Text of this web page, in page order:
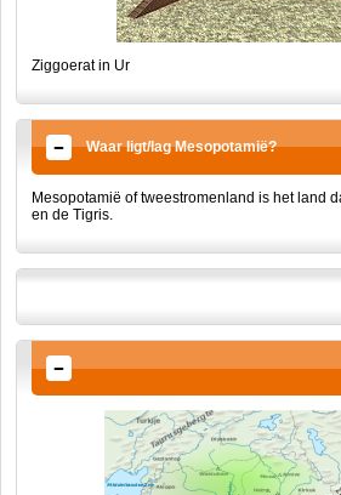
Ziggoerat in Ur
Waar ligt/lag Mesopotamië?
Mesopotamië of tweestromenland is het land
en de Tigris.